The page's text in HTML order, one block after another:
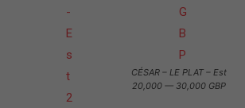
CÉSAR – LE PLAT – Est
20,000 — 30,000 GBP